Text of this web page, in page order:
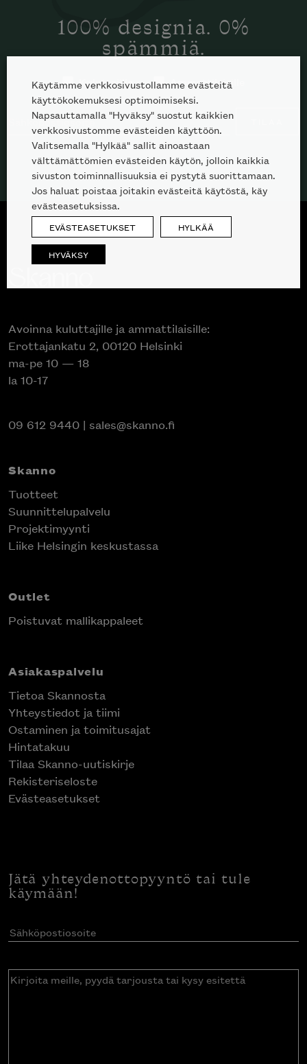
100% designia. 0%
spämmiä.
Kuluttajille Ammattilaisille
Avoinna kuluttajille ja ammattilaisille:
Erottajankatu 2, 00120 Helsinki
ma-pe 10 — 18
la 10-17
09 612 9440 | sales@skanno.fi
Skanno
Tuotteet
Suunnittelupalvelu
Projektimyynti
Liike Helsingin keskustassa
Outlet
Poistuvat mallikappaleet
Asiakaspalvelu
Tietoa Skannosta
Yhteystiedot ja tiimi
Ostaminen ja toimitusajat
Hintatakuu
Tilaa Skanno-uutiskirje
Rekisteriseloste
Evästeasetukset
Jätä yhteydenottopyyntö tai tule
käymään!
Sähköpostiosoite(Pakollinen)
Kirjoita
Käytämme verkkosivustollamme evästeitä
käyttökokemuksesi optimoimiseksi.
Napsauttamalla "Hyväksy" suostut kaikkien
verkkosivustomme evästeiden käyttöön.
Valitsemalla "Hylkää" sallit ainoastaan
välttämättömien evästeiden käytön, jolloin kaikkia
sivuston toiminnallisuuksia ei pystytä suorittamaan.
Jos haluat poistaa joitakin evästeitä käytöstä, käy
evästeasetuksissa.
EVÄSTEASETUKSET HYLKÄÄ
HYVÄKSY